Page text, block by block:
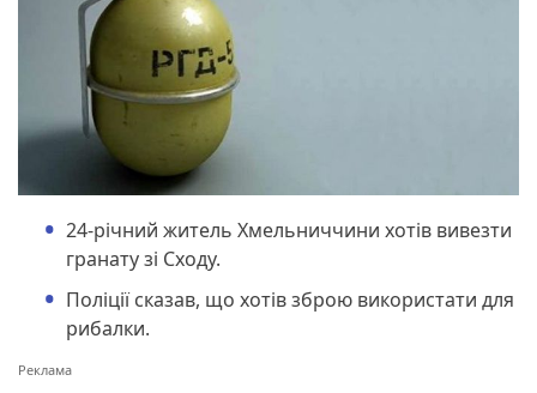
24-річний житель Хмельниччини хотів вивезти
гранату зі Сходу.
Поліції сказав, що хотів зброю використати для
рибалки.